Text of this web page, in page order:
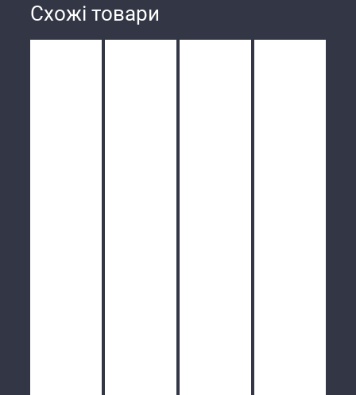
Схожі товари